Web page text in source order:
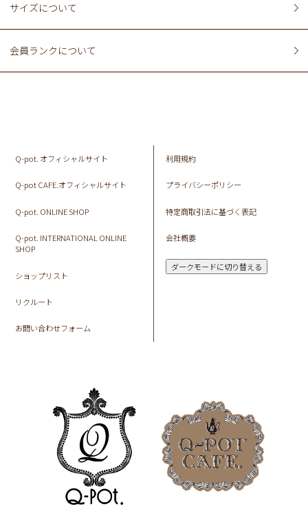
サイズについて
会員ランクについて
Q-pot. オフィシャルサイト
Q-pot CAFE.オフィシャルサイト
Q-pot. ONLINE SHOP
Q-pot. INTERNATIONAL ONLINE
SHOP
ショップリスト
リクルート
お問い合わせフォーム
利用規約
プライバシーポリシー
特定商取引法に基づく表記
会社概要
ダークモードに切り替える